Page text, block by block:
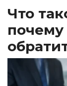
Что
почему